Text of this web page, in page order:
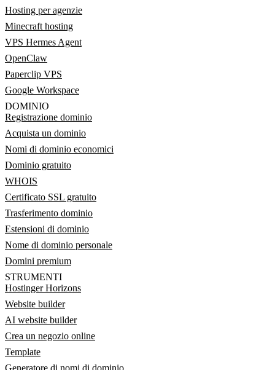
Hosting per agenzie
Minecraft hosting
VPS Hermes Agent
OpenClaw
Paperclip VPS
Google Workspace
DOMINIO
Registrazione dominio
Acquista un dominio
Nomi di dominio economici
Dominio gratuito
WHOIS
Certificato SSL gratuito
Trasferimento dominio
Estensioni di dominio
Nome di dominio personale
Domini premium
STRUMENTI
Hostinger Horizons
Website builder
AI website builder
Crea un negozio online
Template
Generatore di nomi di dominio